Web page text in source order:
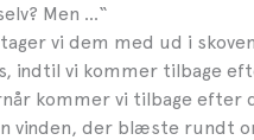
Men …“
vi dem med ud i
indtil vi kommer tilbage
kommer vi tilbage efter
vinden, der blæste rundt